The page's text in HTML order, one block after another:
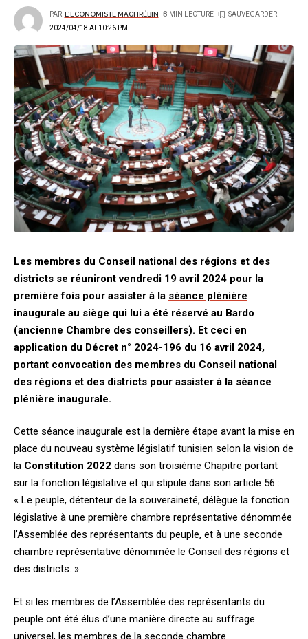
2024/04/18 AT 10:26 PM
PAR L'ECONOMISTE MAGHRÉBIN 8 MIN LECTURE
Les membres du Conseil national des régions et des
districts se réuniront vendredi 19 avril 2024 pour la
première fois pour assister à la séance plénière
inaugurale au siège qui lui a été réservé au Bardo
(ancienne Chambre des conseillers). Et ceci en
application du Décret n° 2024-196 du 16 avril 2024,
portant convocation des membres du Conseil national
des régions et des districts pour assister à la séance
plénière inaugurale.
Cette séance inaugurale est la dernière étape avant la mise en
place du nouveau système législatif tunisien selon la vision de
la Constitution 2022 dans son troisième Chapitre portant
sur la fonction législative et qui stipule dans son article 56 :
« Le peuple, détenteur de la souveraineté, délègue la fonction
législative à une première chambre représentative dénommée
l’Assemblée des représentants du peuple, et à une seconde
chambre représentative dénommée le Conseil des régions et
des districts. »
Et si les membres de l’Assemblée des représentants du
peuple ont été élus d’une manière directe au suffrage
universel, les membres de la seconde chambre